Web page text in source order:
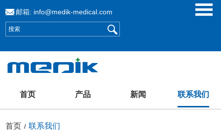
邮箱: info@medik-medical.com
首页 产品 新闻 联系我们
首页 /联系我们